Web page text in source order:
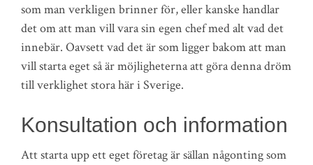
som man verkligen brinner för, eller kanske handlar
det om att man vill vara sin egen chef med alt vad det
innebär. Oavsett vad det är som ligger bakom att man
vill starta eget så är möjligheterna att göra denna dröm
till verklighet stora här i Sverige.
Konsultation och information
Att starta upp ett eget företag är sällan någonting som